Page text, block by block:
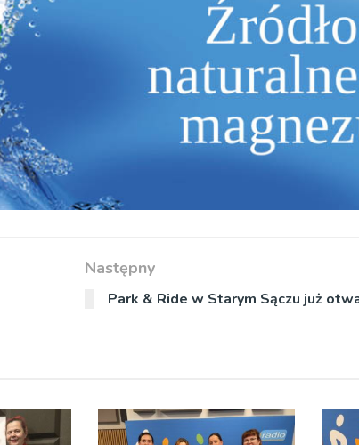
Następny
Park & Ride w Starym Sączu już